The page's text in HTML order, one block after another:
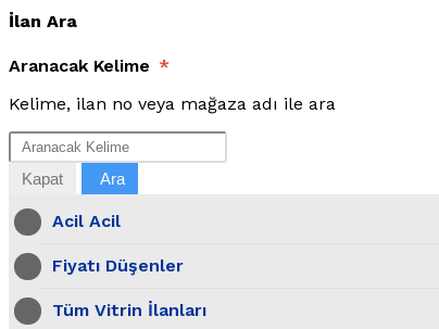
İlan Ara
Aranacak Kelime *
Kelime, ilan no veya mağaza adı ile ara
Kapat Ara
Acil Acil
Fiyatı Düşenler
Tüm Vitrin İlanları